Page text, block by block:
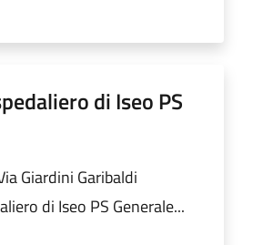
di Iseo PS
Giardini Garibaldi
di Iseo PS Generale...